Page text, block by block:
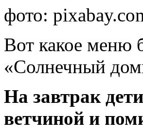
фото:
Вот какое меню
«Солнечный
На завтрак
ветчиной и